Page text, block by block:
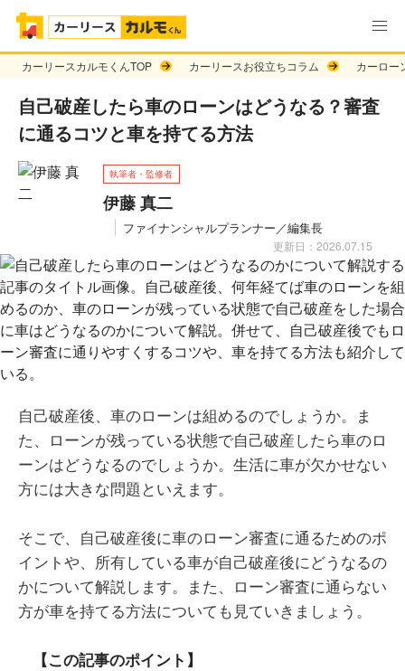
カーリースカルモくんTOP カーリースお役立ちコラム カーロー
自己破産したら車のローンはどうなる？審査
に通るコツと車を持てる方法
執筆者・監修者
伊藤 真二
ファイナンシャルプランナー／編集長
更新日：2026.07.15
自己破産後、車のローンは組めるのでしょうか。ま
た、ローンが残っている状態で自己破産したら車のロ
ーンはどうなるのでしょうか。生活に車が欠かせない
方には大きな問題といえます。
そこで、自己破産後に車のローン審査に通るためのポ
イントや、所有している車が自己破産後にどうなるの
かについて解説します。また、ローン審査に通らない
方が車を持てる方法についても見ていきましょう。
【この記事のポイント】